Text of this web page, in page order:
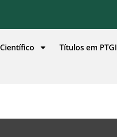
Científico Títulos em PTGI